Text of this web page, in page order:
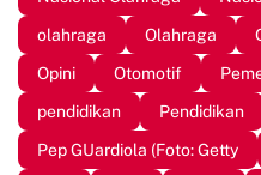
olahraga
Olahraga
Opini
Otomotif
pendidikan
Pendidikan
Pep GUardiola (Foto: Getty